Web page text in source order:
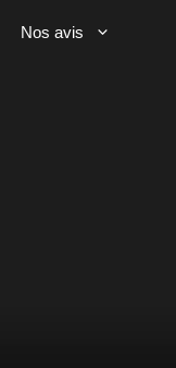
Nos avis